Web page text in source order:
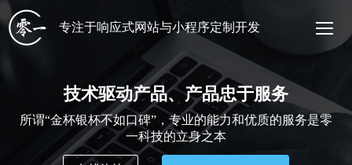
专注于响应式网站与小程序定制开发
技术驱动产品、产品忠于服务
所谓“金杯银杯不如口碑”，专业的能力和优质的服务是零
一科技的立身之本